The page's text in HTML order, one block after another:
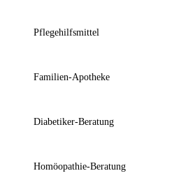
Pflegehilfsmittel
Familien-Apotheke
Diabetiker-Beratung
Homöopathie-Beratung